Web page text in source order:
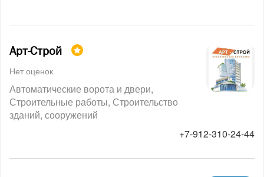
Арт-Строй
Нет оценок
Автоматические ворота и двери
Строительные работы Строительство
зданий, сооружений
+7-912-310-24-44